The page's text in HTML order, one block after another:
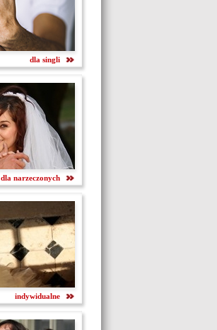
dla singli
dla narzeczonych
indywidualne